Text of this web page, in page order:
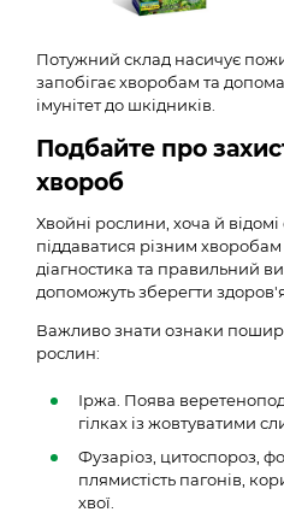
Потужний склад насичує
запобігає хворобам та
імунітет до шкідників.
Подбайте про
хвороб
Хвойні рослини, хоча й
піддаватися різним
діагностика та правильний
допоможуть зберегти
Важливо знати ознаки
рослин:
Іржа. Поява
гілках із жовтуватими
Фузаріоз, цитоспороз,
плямистість пагонів,
хвої.